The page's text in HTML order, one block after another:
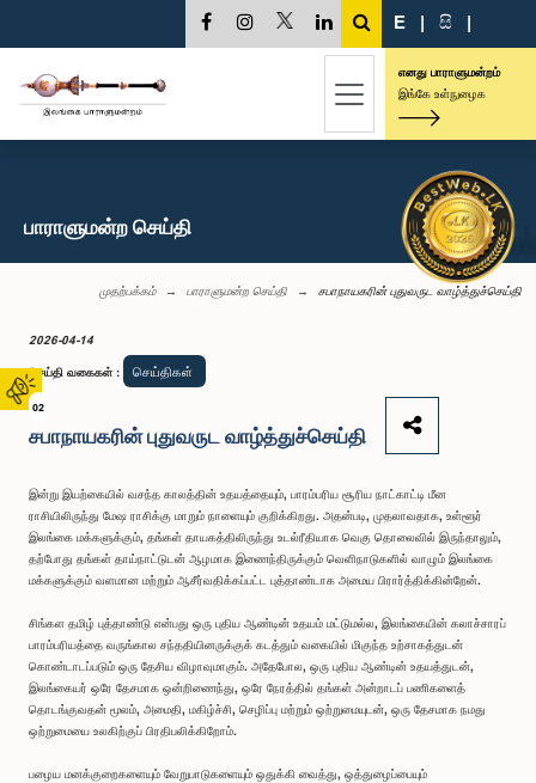
02
E | සි |
எனது பாராளுமன்றம்
இங்கே உள்நுழைக
பாராளுமன்ற செய்தி
முதற்பக்கம் பாராளுமன்ற செய்தி சபாநாயகரின் புதுவருட வாழ்த்துச்செய்தி
2026-04-14
செய்தி வகைகள் : செய்திகள்
சபாநாயகரின் புதுவருட வாழ்த்துச்செய்தி
இன்று இயற்கையில் வசந்த காலத்தின் உதயத்தையும், பாரம்பரிய சூரிய நாட்காட்டி மீன
ராசியிலிருந்து மேஷ ராசிக்கு மாறும் நாளையும் குறிக்கிறது. அதன்படி, முதலாவதாக, உள்ளூர்
இலங்கை மக்களுக்கும், தங்கள் தாயகத்திலிருந்து உடல்ரீதியாக வெகு தொலைவில் இருந்தாலும்,
தற்போது தங்கள் தாய்நாட்டுடன் ஆழமாக இணைந்திருக்கும் வெளிநாடுகளில் வாழும் இலங்கை
மக்களுக்கும் வளமான மற்றும் ஆசீர்வதிக்கப்பட்ட புத்தாண்டாக அமைய பிரார்த்திக்கின்றேன்.
சிங்கள தமிழ் புத்தாண்டு என்பது ஒரு புதிய ஆண்டின் உதயம் மட்டுமல்ல, இலங்கையின் கலாச்சாரப்
பாரம்பரியத்தை வருங்கால சந்ததியினருக்குக் கடத்தும் வகையில் மிகுந்த உற்சாகத்துடன்
கொண்டாடப்படும் ஒரு தேசிய விழாவுமாகும். அதேபோல, ஒரு புதிய ஆண்டின் உதயத்துடன்,
இலங்கையர் ஒரே தேசமாக ஒன்றிணைந்து, ஒரே நேரத்தில் தங்கள் அன்றாடப் பணிகளைத்
தொடங்குவதன் மூலம், அமைதி, மகிழ்ச்சி, செழிப்பு மற்றும் ஒற்றுமையுடன், ஒரு தேசமாக நமது
ஒற்றுமையை உலகிற்குப் பிரதிபலிக்கிறோம்.
பழைய மனக்குறைகளையும் வேறுபாடுகளையும் ஒதுக்கி வைத்து, ஒத்துழைப்பையும்